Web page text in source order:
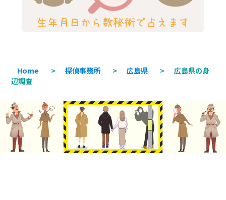
Home > 探偵事務所 > 広島県 >
広島県の身
辺調査